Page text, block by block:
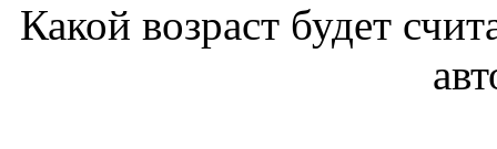
Какой возраст будет